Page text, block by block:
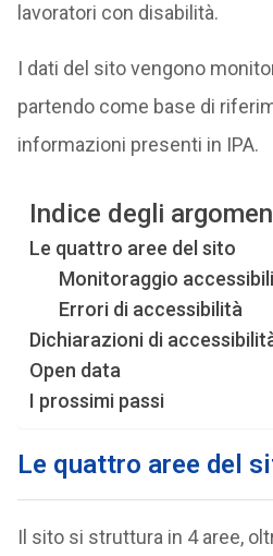
lavoratori con disabilità.
I dati del sito vengono
partendo come base di
informazioni presenti in IPA.
Indice degli
Le quattro aree del sito
Monitoraggio
Errori di accessibilità
Dichiarazioni di
Open data
I prossimi passi
Le quattro aree del
Il sito si struttura in 4 aree,